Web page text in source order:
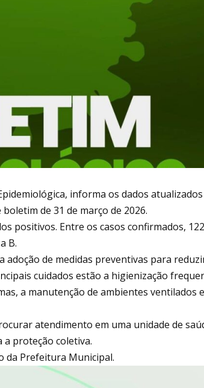
informa os dados atualizados
de 31 de março de 2026.
positivos. Entre os casos confirmados,
B.
adoção de medidas preventivas para
cuidados estão a higienização
a manutenção de ambientes ventilados
atendimento em uma unidade de
proteção coletiva.
da Prefeitura Municipal.